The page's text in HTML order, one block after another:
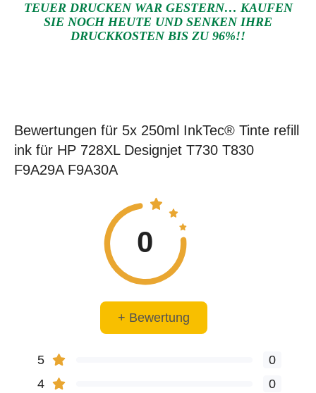
TEUER DRUCKEN WAR GESTERN… KAUFEN
SIE NOCH HEUTE UND SENKEN IHRE
DRUCKKOSTEN BIS ZU 96%!!
Bewertungen für 5x 250ml InkTec® Tinte refill
ink für HP 728XL Designjet T730 T830
F9A29A F9A30A
0
+ Bewertung
5
0
4
0